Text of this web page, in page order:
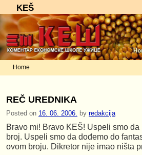
KEŠ
Home
REČ UREDNIKA
Posted on 16. 06. 2006. by redakcija
Bravo mi! Bravo KEŠ! Uspeli smo
broj. Uspeli smo da dođemo do
ovom broju. Dikretor nije imao ništa